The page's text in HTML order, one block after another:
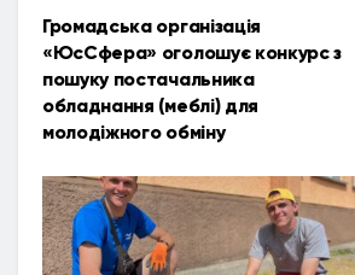
Громадська організація
«ЮсСфера» оголошує конкурс з
пошуку постачальника
обладнання (меблі) для
молодіжного обміну